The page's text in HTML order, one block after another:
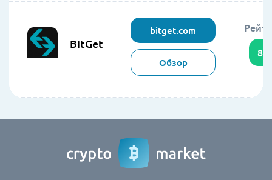
BitGet
bitget.com
Обзор
85